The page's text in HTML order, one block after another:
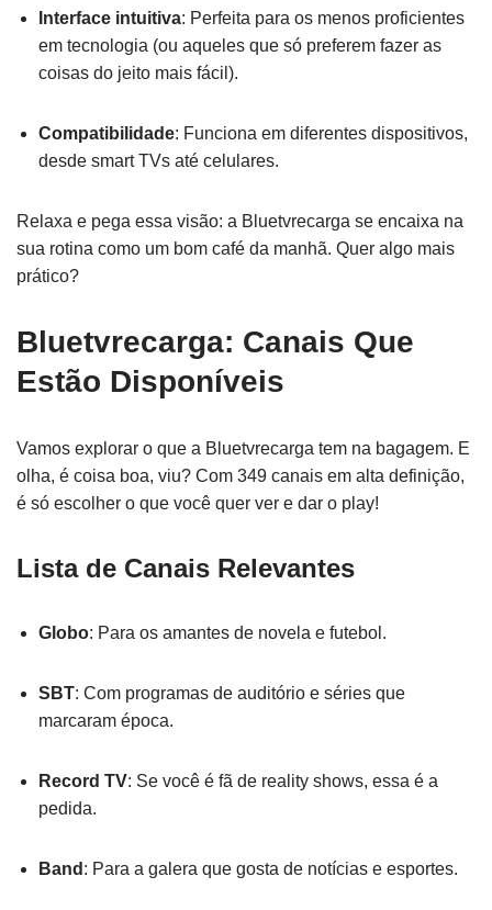
Interface intuitiva: Perfeita para os menos proficientes
em tecnologia (ou aqueles que só preferem fazer as
coisas do jeito mais fácil).
Compatibilidade: Funciona em diferentes dispositivos,
desde smart TVs até celulares.
Relaxa e pega essa visão: a Bluetvrecarga se encaixa na
sua rotina como um bom café da manhã. Quer algo mais
prático?
Bluetvrecarga: Canais Que
Estão Disponíveis
Vamos explorar o que a Bluetvrecarga tem na bagagem. E
olha, é coisa boa, viu? Com 349 canais em alta definição,
é só escolher o que você quer ver e dar o play!
Lista de Canais Relevantes
Globo: Para os amantes de novela e futebol.
SBT: Com programas de auditório e séries que
marcaram época.
Record TV: Se você é fã de reality shows, essa é a
pedida.
Band : Para a galera que gosta de notícias e esportes.